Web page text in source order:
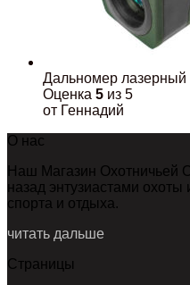
Дальномер лазерный
Оценка 5 из 5
от Геннадий
О нас
Наш Магазин Охотничьей
назад энтузиастами
спорта и отдыха.
читать дальше
Страницы